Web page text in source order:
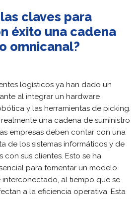
claves para
éxito una cadena
omnicanal?
logísticos ya han dado un
al integrar un hardware
y las herramientas de picking.
una cadena de suministro
empresas deben contar con una
de los sistemas informáticos y de
sus clientes. Esto se ha
para fomentar un modelo
al tiempo que se
a la eficiencia operativa. Esta